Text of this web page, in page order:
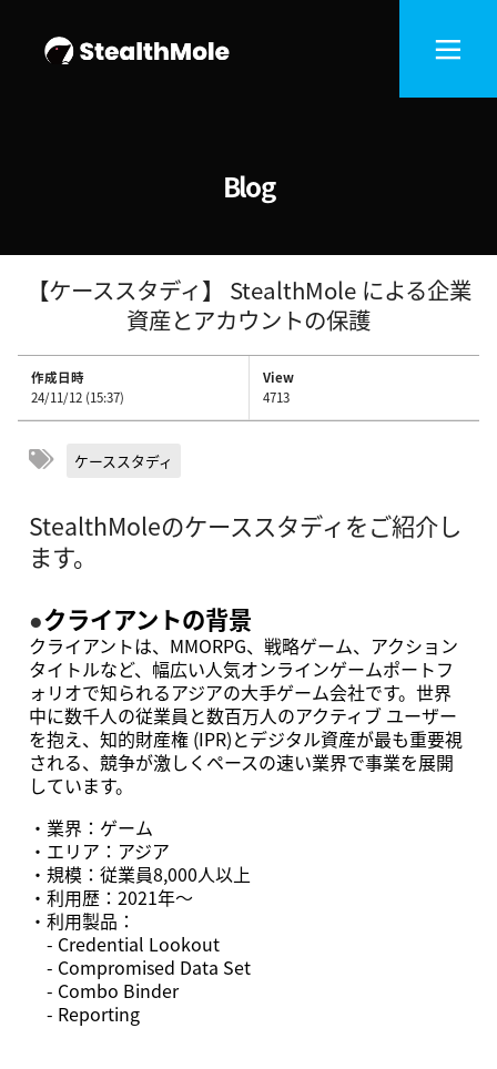
Blog
【ケーススタディ】 StealthMole による企業
資産とアカウントの保護
作成日時
24/11/12 (15:37)
View
4713
ケーススタディ
StealthMoleのケーススタディをご紹介し
ます。
●クライアントの背景
クライアントは、MMORPG、戦略ゲーム、アクション
タイトルなど、幅広い⼈気オンラインゲームポートフ
ォリオで知られるアジアの⼤⼿ゲーム会社です。世界
中に数千⼈の従業員と数百万⼈のアクティブ ユーザー
を抱え、知的財産権 (IPR)とデジタル資産が最も重要視
される、競争が激しくペースの速い業界で事業を展開
しています。
・業界：ゲーム
・エリア：アジア
・規模：従業員8,000人以上
・利用歴：2021年～
・利用製品：
- Credential Lookout
- Compromised Data Set
- Combo Binder
- Reporting